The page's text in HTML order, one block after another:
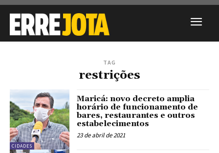
TAG
restrições
CIDADES
Maricá: novo decreto amplia
horário de funcionamento de
bares, restaurantes e outros
estabelecimentos
23 de abril de 2021